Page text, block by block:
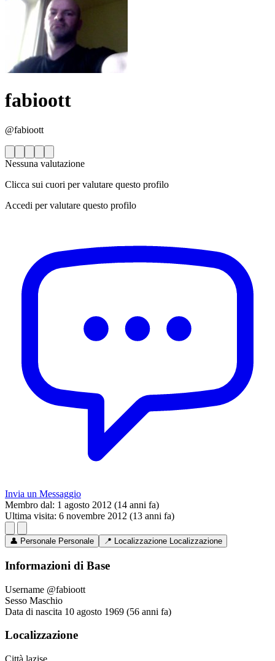
fabioott
@fabioott
Nessuna valutazione
Clicca sui cuori per valutare questo profilo
Accedi per valutare questo profilo
Invia un Messaggio
Membro dal: 1 agosto 2012 (14 anni fa)
Ultima visita: 6 novembre 2012 (13 anni fa)
👤 Personale Personale 📍 Localizzazione Localizzazione
Informazioni di Base
Username @fabioott
Sesso Maschio
Data di nascita 10 agosto 1969 (56 anni fa)
Localizzazione